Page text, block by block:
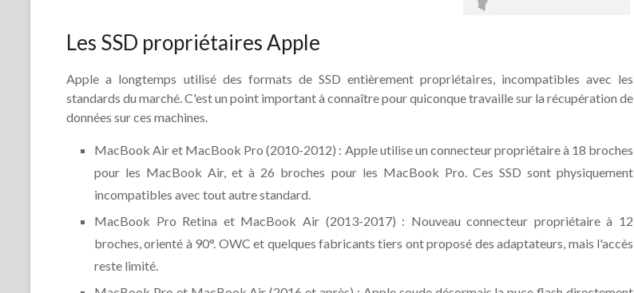
Les SSD propriétaires Apple
Apple a longtemps utilisé des formats de SSD entièrement propriétaires, incompatibles avec les
standards du marché. C'est un point important à connaître pour quiconque travaille sur la récupération de
données sur ces machines.
MacBook Air et MacBook Pro (2010-2012) : Apple utilise un connecteur propriétaire à 18 broches
pour les MacBook Air, et à 26 broches pour les MacBook Pro. Ces SSD sont physiquement
incompatibles avec tout autre standard.
MacBook Pro Retina et MacBook Air (2013-2017) : Nouveau connecteur propriétaire à 12
broches, orienté à 90°. OWC et quelques fabricants tiers ont proposé des adaptateurs, mais l'accès
reste limité.